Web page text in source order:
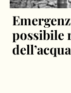
possibile